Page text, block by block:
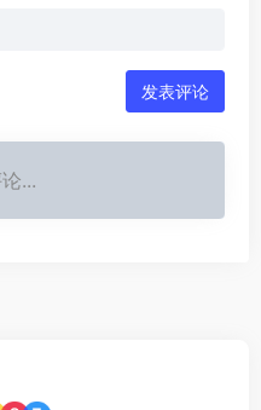
发表评论
...